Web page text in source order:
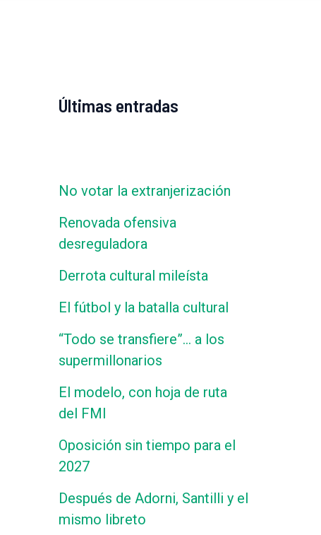
Últimas entradas
No votar la extranjerización
Renovada ofensiva
desreguladora
Derrota cultural mileísta
El fútbol y la batalla cultural
“Todo se transfiere”… a los
supermillonarios
El modelo, con hoja de ruta
del FMI
Oposición sin tiempo para el
2027
Después de Adorni, Santilli y el
mismo libreto